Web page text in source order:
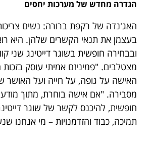
הגדרה מחדש של מערכות יחסים
האג'נדה של רקפת ברורה: נשים צריכות
בעצמן את תנאי הקשרים שלהן. היא
ובבחירה חופשית בשוגר דייטינג שני
מצטלבים. "פמיניזם אמיתי עוסק
האישה על גופה, על חייה ועל האושר
מסבירה. "אם אישה בוחרת, מתוך
חופשית, להיכנס לקשר של שוגר
תמיכה, כבוד והזדמנויות – מי אנחנו